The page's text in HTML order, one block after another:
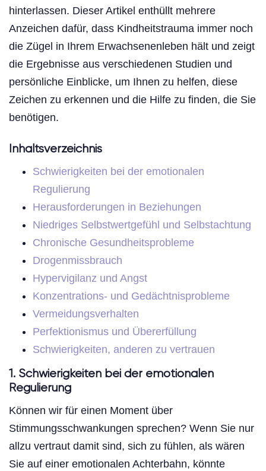
hinterlassen. Dieser Artikel enthüllt mehrere
Anzeichen dafür, dass Kindheitstrauma immer noch
die Zügel in Ihrem Erwachsenenleben hält und zeigt
die Ergebnisse aus verschiedenen Studien und
persönliche Einblicke, um Ihnen zu helfen, diese
Zeichen zu erkennen und die Hilfe zu finden, die Sie
benötigen.
Inhaltsverzeichnis
Schwierigkeiten bei der emotionalen
Regulierung
Herausforderungen in Beziehungen
Niedriges Selbstwertgefühl und Selbstachtung
Chronische Gesundheitsprobleme
Drogenmissbrauch
Hypervigilanz und Angst
Konzentrations- und Gedächtnisprobleme
Vermeidungsverhalten
Perfektionismus und Übererfüllung
Schwierigkeiten, anderen zu vertrauen
1. Schwierigkeiten bei der emotionalen
Regulierung
Können wir für einen Moment über
Stimmungsschwankungen sprechen? Wenn Sie nur
allzu vertraut damit sind, sich zu fühlen, als wären
Sie auf einer emotionalen Achterbahn, könnte